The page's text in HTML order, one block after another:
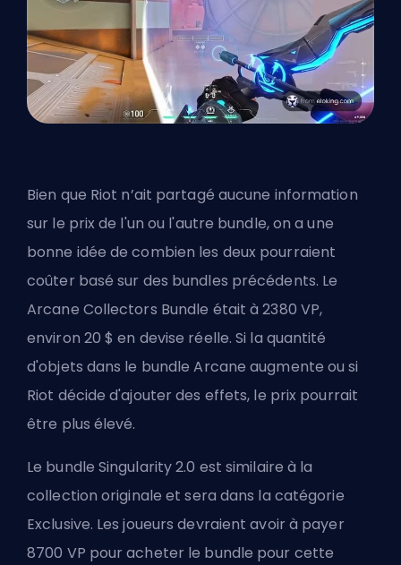
Bien que Riot n’ait partagé aucune information
sur le prix de l'un ou l'autre bundle, on a une
bonne idée de combien les deux pourraient
coûter basé sur des bundles précédents. Le
Arcane Collectors Bundle était à 2380 VP,
environ 20 $ en devise réelle. Si la quantité
d'objets dans le bundle Arcane augmente ou si
Riot décide d'ajouter des effets, le prix pourrait
être plus élevé.
Le bundle Singularity 2.0 est similaire à la
collection originale et sera dans la catégorie
Exclusive. Les joueurs devraient avoir à payer
8700 VP pour acheter le bundle pour cette